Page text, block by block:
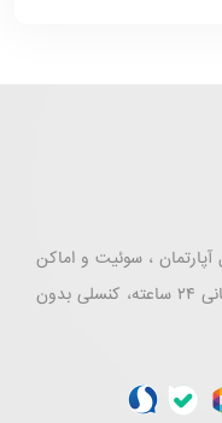
، سوئیت و اماکن
اقامتی در مشهد با تخفیف های ویژه . پشتیبانی ۲۴ ساعته، کنسلی بدون